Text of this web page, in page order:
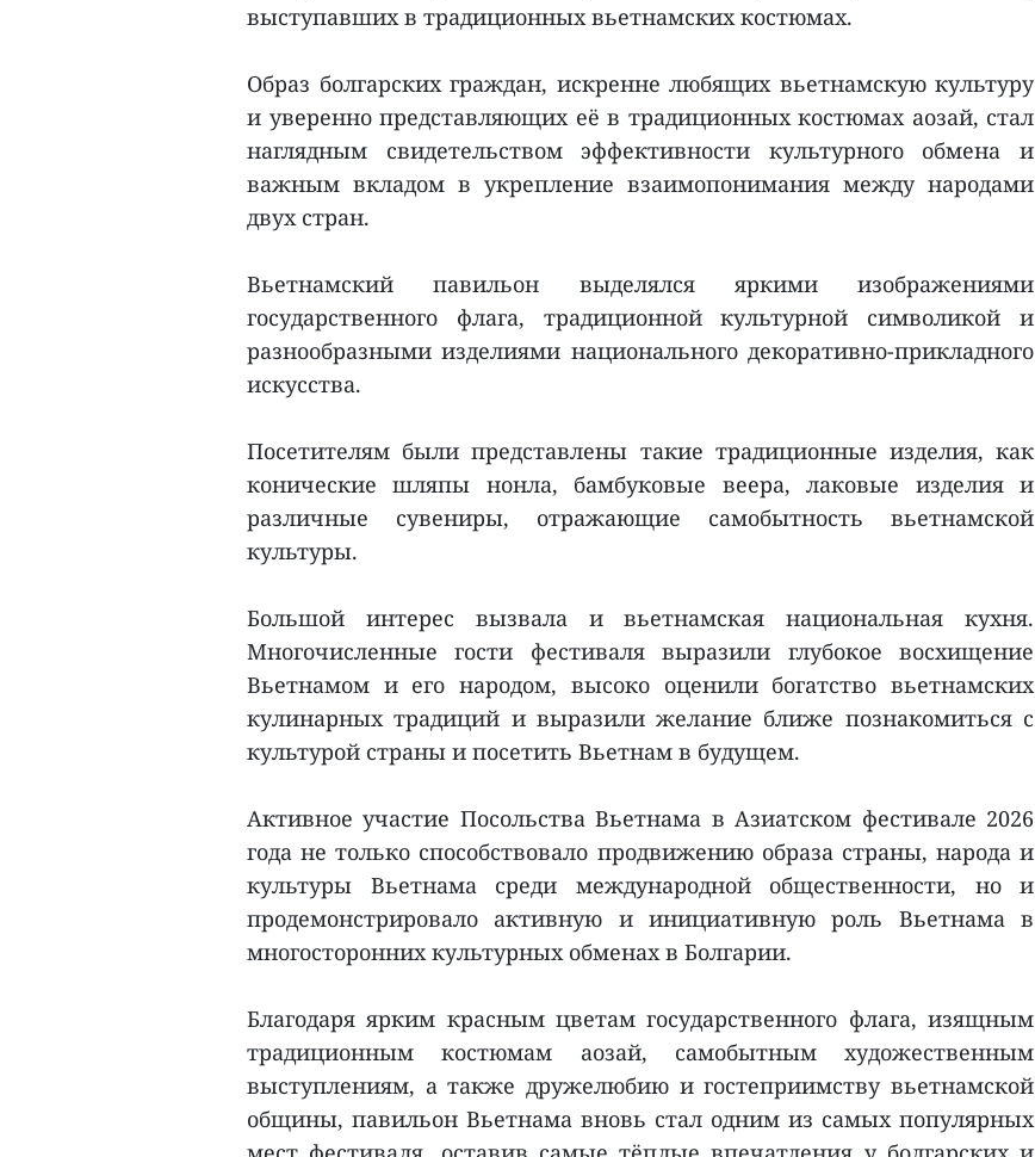
выступавших в традиционных вьетнамских костюмах.
Образ болгарских граждан, искренне любящих вьетнамскую культуру
и уверенно представляющих её в традиционных костюмах аозай, стал
наглядным свидетельством эффективности культурного обмена и
важным вкладом в укрепление взаимопонимания между народами
двух стран.
Вьетнамский павильон выделялся яркими изображениями
государственного флага, традиционной культурной символикой и
разнообразными изделиями национального декоративно-прикладного
искусства.
Посетителям были представлены такие традиционные изделия, как
конические шляпы нонла, бамбуковые веера, лаковые изделия и
различные сувениры, отражающие самобытность вьетнамской
культуры.
Большой интерес вызвала и вьетнамская национальная кухня.
Многочисленные гости фестиваля выразили глубокое восхищение
Вьетнамом и его народом, высоко оценили богатство вьетнамских
кулинарных традиций и выразили желание ближе познакомиться с
культурой страны и посетить Вьетнам в будущем.
Активное участие Посольства Вьетнама в Азиатском фестивале 2026
года не только способствовало продвижению образа страны, народа и
культуры Вьетнама среди международной общественности, но и
продемонстрировало активную и инициативную роль Вьетнама в
многосторонних культурных обменах в Болгарии.
Благодаря ярким красным цветам государственного флага, изящным
традиционным костюмам аозай, самобытным художественным
выступлениям, а также дружелюбию и гостеприимству вьетнамской
общины, павильон Вьетнама вновь стал одним из самых популярных